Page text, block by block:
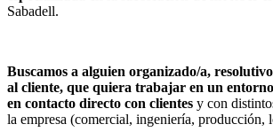
Sabadell.
Buscamos a alguien organizado/a,
al cliente, que quiera trabajar en un
en contacto directo con clientes y con
la empresa (comercial, ingeniería, producción,